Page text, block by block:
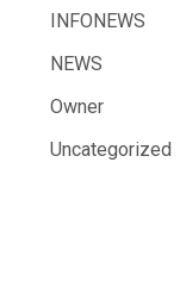
INFONEWS
NEWS
Owner
Uncategorized